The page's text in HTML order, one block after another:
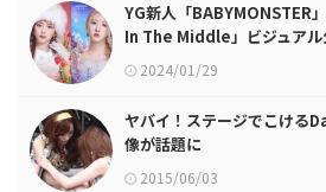
YG新人「BABYMONSTER
In The Middle」ビジュアル
2024/01/29
ヤバイ！ステージでこけ
像が話題に
2015/06/03